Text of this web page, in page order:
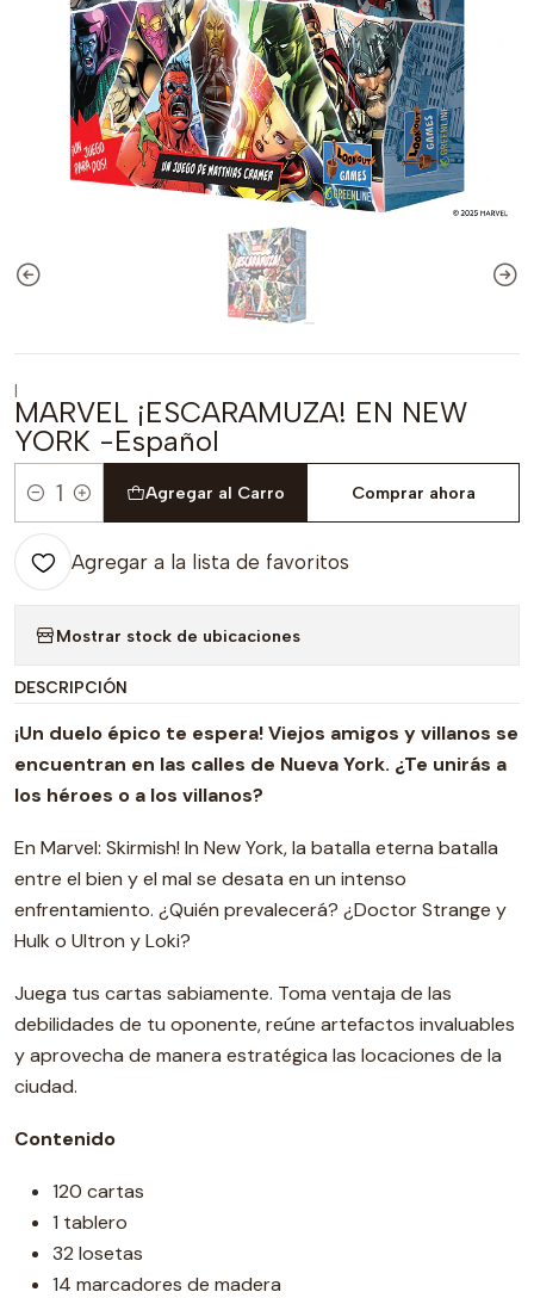
|
MARVEL ¡ESCARAMUZA! EN NEW
YORK -Español
Cantidad
Agregar al Carro Comprar ahora
Agregar a la lista de favoritos
Mostrar stock de ubicaciones
DESCRIPCIÓN
¡Un duelo épico te espera! Viejos amigos y villanos se
encuentran en las calles de Nueva York. ¿Te unirás a
los héroes o a los villanos?
En Marvel: Skirmish! In New York, la batalla eterna batalla
entre el bien y el mal se desata en un intenso
enfrentamiento. ¿Quién prevalecerá? ¿Doctor Strange y
Hulk o Ultron y Loki?
Juega tus cartas sabiamente. Toma ventaja de las
debilidades de tu oponente, reúne artefactos invaluables
y aprovecha de manera estratégica las locaciones de la
ciudad.
Contenido
120 cartas
1 tablero
32 losetas
14 marcadores de madera